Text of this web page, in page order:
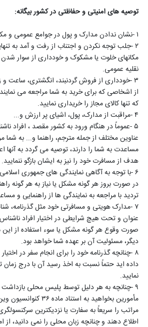
توصیه های امنیتی و حفاظتی در کشور بیگانه:
۱-نشان ندادن مدارک و پول در جوامع عمومی و
۲-جلب توجه نکردن و اجتناب از رفت و آمد به
مکانهای خلوت یا مشکوک و خودداری از سوار شدن
نقلیه عمومی.
۳-خودداری از فروش گردنبند، انگشتری، ساعت
از اشخاصی که برای خرید به شما مراجعه می
که تنها کالای مجاز را خریداری نمایید.
۴-مراقبت از مدارک، پول، اشیای پر ارزش و...
۵-عموماً در هنگام ورود به کشور مقصد ، افراد
عناوین مختلف از جمله مترجم، راهنما و... به شما
مساعدت به شما را دارند، توصیه می گردد به آنها
هدف از مسافرت خود را نیز به ایشان بازگو ننمایید.
۶-با توجه به آگاهی نمایندگی های جمهوری
در صورت بروز هر گونه مشکل یا نیاز به هر گونه
تردید با مراجعه به نمایندگی ها از راهنمایی و
۷ -مدارک هویتی و مسافرتی خود مثل گذرنامه،
عنوان و تحت هیچ شرایطی در اختیار افراد
صورت وقوع هر گونه مشکل یا سوء استفاده از
دیگر، مسئولیت آن بر عهده شما خواهد بود.
۸ -چنانچه گذرنامه خود را برای انجام سفر در
داده اید حتماً نسبت به اخذ رسید آن با درج زمان
نمایید.
۹-چنانچه به هر دلیل توسط پلیس محلی بازداشت
مأمورین بخواهید به
مراتب را سریعاً به سفارت یا نزدیکترین
اطلاع دهند و چنانچه زبان محلی را نمی دانید، از